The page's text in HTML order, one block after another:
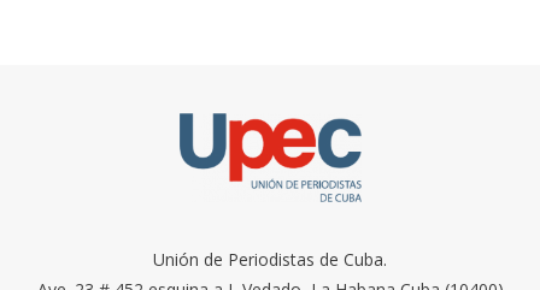
Unión de Periodistas de Cuba.